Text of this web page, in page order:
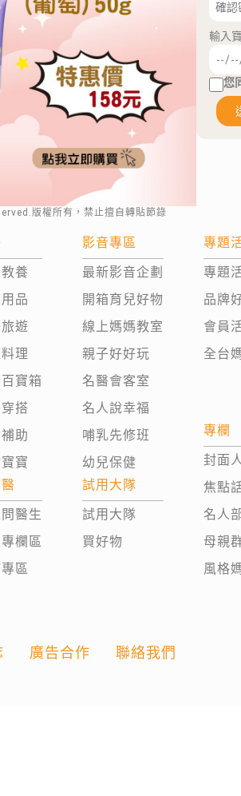
版權所有，禁止擅自轉貼節錄
輸入
您
養
品
遊
理
寶箱
搭
助
寶
醫生
欄區
區
影音專區
最新影音企劃
開箱育兒好物
線上媽媽教室
親子好好玩
名醫會客室
名人說幸福
哺乳先修班
幼兒保健
試用大隊
試用大隊
買好物
專題
專題
品牌
會員
全台
專欄
封面
焦點
名人
母親
風格
廣告合作 聯絡我們